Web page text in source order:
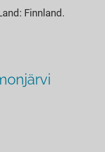
Finnland.